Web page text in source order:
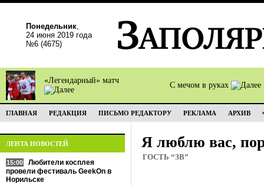
Понедельник,
24 июня 2019 года
№6 (4675)
«Легендарный» матч
С мечом в руках
ГЛАВНАЯ РЕДАКЦИЯ ПИСЬМО РЕДАКТОРУ РЕКЛАМА АРХИВ
ЛЕНТА НОВОСТЕЙ
15:00
Любители косплея
провели фестиваль GeekOn в
Норильске
Я люблю вас,
ГОСТЬ “ЗВ”